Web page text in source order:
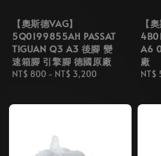
【奧斯德VAG】
5Q0199855AH PASSAT
TIGUAN Q3 A3 後腳 變
速箱腳 引擎腳 德國原廠
Regular
NT$ 800 - NT$ 3,200
【
A6
廠
NT$